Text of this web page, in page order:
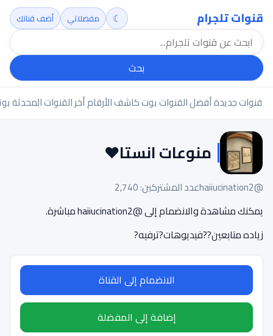
قنوات تلجرام
بحث
☾ مفضلاتي أضف قناتك
قنوات جديدةأفضل القنواتبوت كاشف الأرقامأخر القنوات المحدثة
منوعات انستا❤️
@haiiucination2
عدد المشتركين: 2,740
يمكنك مشاهدة والانضمام إلى @haiiucination2 مباشرة.
زياده متابعين??فيديوهات?ترفيه?
الانضمام إلى القناة
إضافة إلى المفضلة